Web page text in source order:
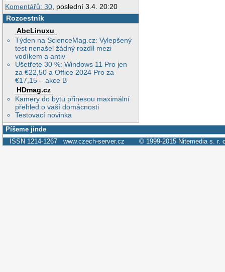
Komentářů: 30, poslední 3.4. 20:20
Rozcestník
AbcLinuxu
Týden na ScienceMag.cz: Vylepšený
test nenašel žádný rozdíl mezi
vodíkem a antiv
Ušetřete 30 %: Windows 11 Pro jen
za €22,50 a Office 2024 Pro za
€17,15 – akce B
HDmag.cz
Kamery do bytu přinesou maximální
přehled o vaší domácnosti
Testovací novinka
Píšeme jinde
ISSN 1214-1267 www.czech-server.cz © 1999-2015 Nitemedia s. r.